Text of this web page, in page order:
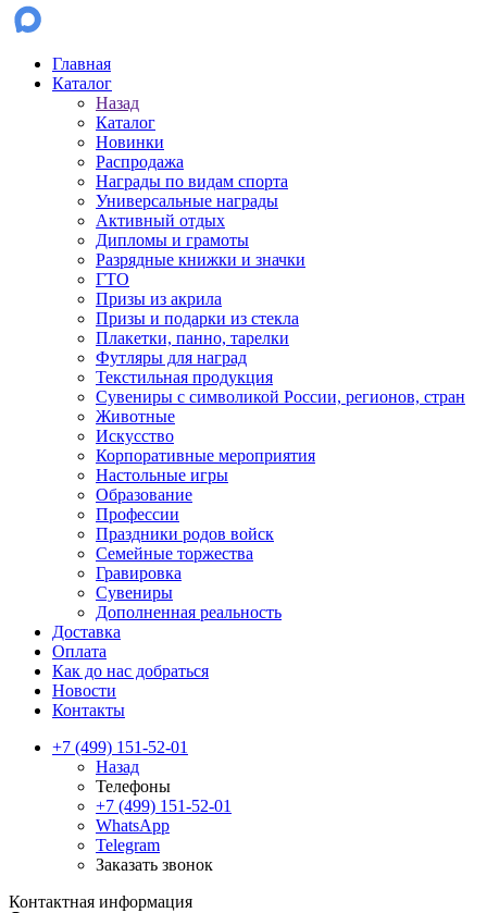
Главная
Каталог
Назад
Каталог
Новинки
Распродажа
Награды по видам спорта
Универсальные награды
Активный отдых
Дипломы и грамоты
Разрядные книжки и значки
ГТО
Призы из акрила
Призы и подарки из стекла
Плакетки, панно, тарелки
Футляры для наград
Текстильная продукция
Сувениры с символикой России, регионов, стран
Животные
Искусство
Корпоративные мероприятия
Настольные игры
Образование
Профессии
Праздники родов войск
Семейные торжества
Гравировка
Сувениры
Дополненная реальность
Доставка
Оплата
Как до нас добраться
Новости
Контакты
+7 (499) 151-52-01
Назад
Телефоны
+7 (499) 151-52-01
WhatsApp
Telegram
Заказать звонок
Контактная информация